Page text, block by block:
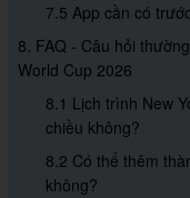
7.5 App cần có
8. FAQ - Câu hỏi
World Cup 2026
8.1 Lịch trình New
chiều không?
8.2 Có thể thêm
không?